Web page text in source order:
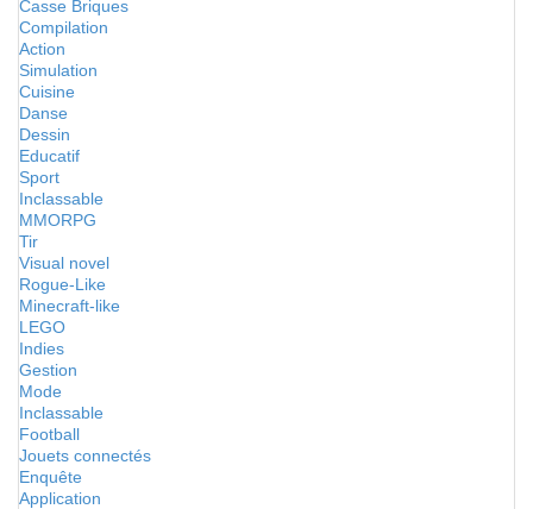
Casse Briques
Compilation
Action
Simulation
Cuisine
Danse
Dessin
Educatif
Sport
Inclassable
MMORPG
Tir
Visual novel
Rogue-Like
Minecraft-like
LEGO
Indies
Gestion
Mode
Inclassable
Football
Jouets connectés
Enquête
Application